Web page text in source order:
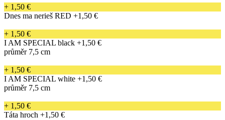
+ 1,50 €
Dnes ma nerieš RED +1,50 €
+ 1,50 €
I AM SPECIAL black +1,50 €
průměr 7,5 cm
+ 1,50 €
I AM SPECIAL white +1,50 €
průměr 7,5 cm
+ 1,50 €
Táta hroch +1,50 €